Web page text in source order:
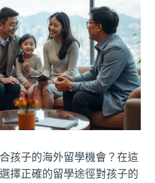
孩子的海外留學機會？在這
擇正確的留學途徑對孩子的